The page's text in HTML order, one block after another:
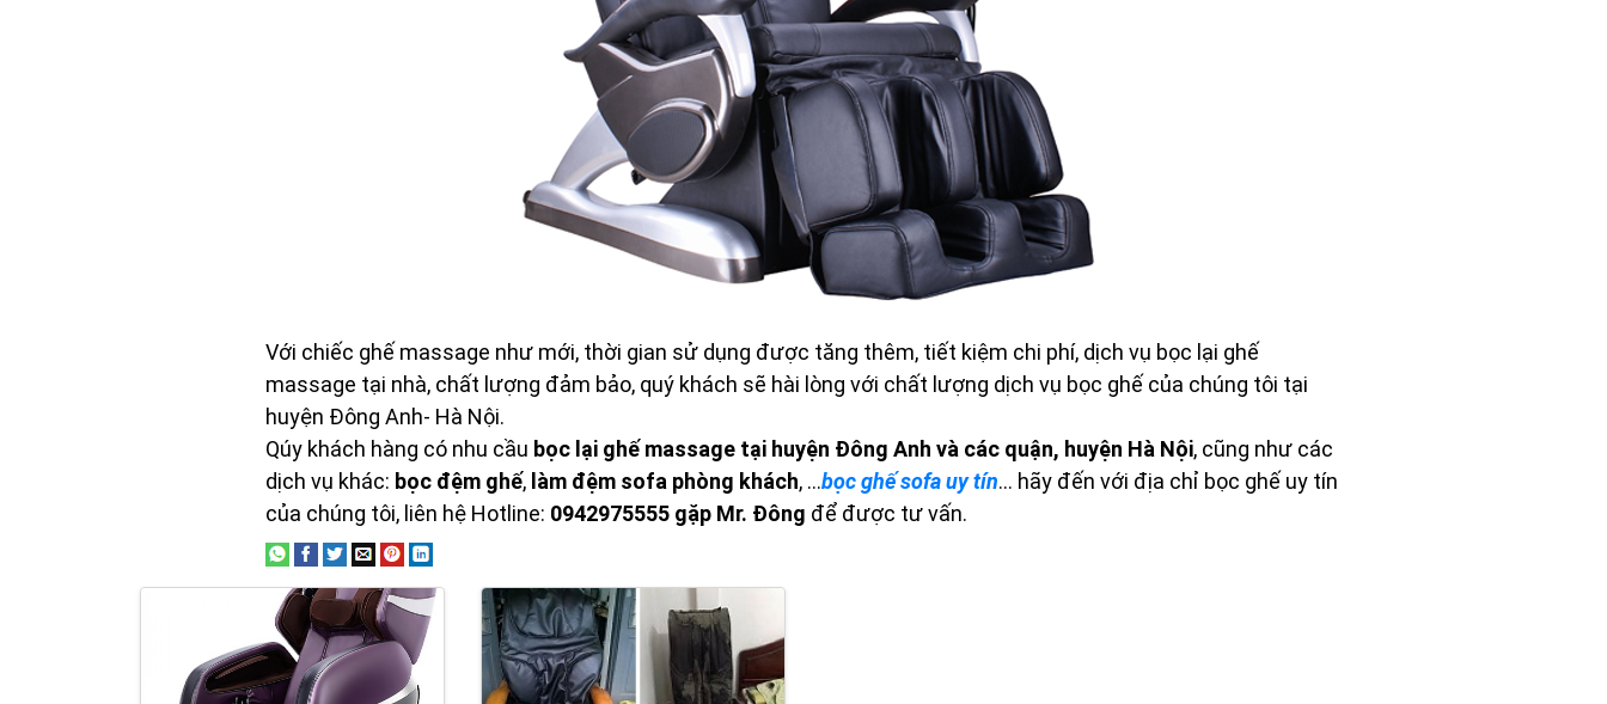
Với chiếc ghế massage như mới, thời gian sử dụng được tăng thêm, tiết kiệm chi phí, dịch vụ bọc lại ghế
massage tại nhà, chất lượng đảm bảo, quý khách sẽ hài lòng với chất lượng dịch vụ bọc ghế của chúng tôi tại
huyện Đông Anh- Hà Nội.
Qúy khách hàng có nhu cầu bọc lại ghế massage tại huyện Đông Anh và các quận, huyện Hà Nội, cũng như các
dịch vụ khác: bọc đệm ghế, làm đệm sofa phòng khách, …bọc ghế sofa uy tín... hãy đến với địa chỉ bọc ghế uy tín
của chúng tôi, liên hệ Hotline: 0942975555 gặp Mr. Đông để được tư vấn.